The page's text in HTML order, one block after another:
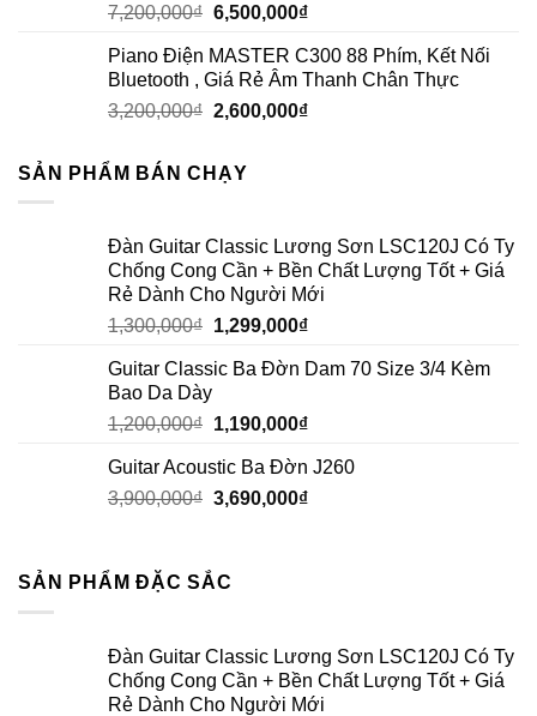
7,200,000₫ 6,500,000₫
Piano Điện MASTER C300 88 Phím, Kết Nối
Bluetooth , Giá Rẻ Âm Thanh Chân Thực
3,200,000₫ 2,600,000₫
SẢN PHẨM BÁN CHẠY
Đàn Guitar Classic Lương Sơn LSC120J Có Ty
Chống Cong Cần + Bền Chất Lượng Tốt + Giá
Rẻ Dành Cho Người Mới
1,300,000₫ 1,299,000₫
Guitar Classic Ba Đờn Dam 70 Size 3/4 Kèm
Bao Da Dày
1,200,000₫ 1,190,000₫
Guitar Acoustic Ba Đờn J260
3,900,000₫ 3,690,000₫
SẢN PHẨM ĐẶC SẮC
Đàn Guitar Classic Lương Sơn LSC120J Có Ty
Chống Cong Cần + Bền Chất Lượng Tốt + Giá
Rẻ Dành Cho Người Mới